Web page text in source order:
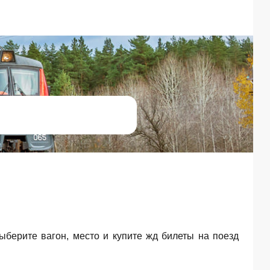
вагон, место и купите жд билеты на поезд